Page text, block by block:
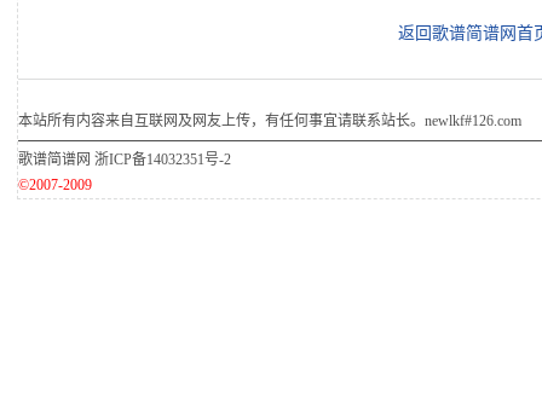
返回歌谱简谱网首
本站所有内容来自互联网及网友上传，有任何事宜请联系站长。newlkf#126.com
歌谱简谱网 浙ICP备14032351号-2
©2007-2009